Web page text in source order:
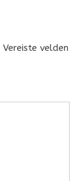
Vereiste velden